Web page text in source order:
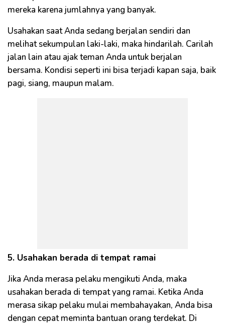
mereka karena jumlahnya yang banyak.
Usahakan saat Anda sedang berjalan sendiri dan
melihat sekumpulan laki-laki, maka hindarilah. Carilah
jalan lain atau ajak teman Anda untuk berjalan
bersama. Kondisi seperti ini bisa terjadi kapan saja, baik
pagi, siang, maupun malam.
5. Usahakan berada di tempat ramai
Jika Anda merasa pelaku mengikuti Anda, maka
usahakan berada di tempat yang ramai. Ketika Anda
merasa sikap pelaku mulai membahayakan, Anda bisa
dengan cepat meminta bantuan orang terdekat. Di